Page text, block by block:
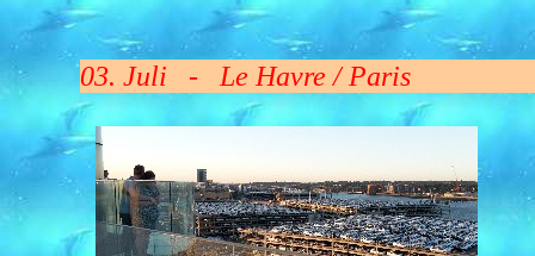
03. Juli - Le Havre / Paris